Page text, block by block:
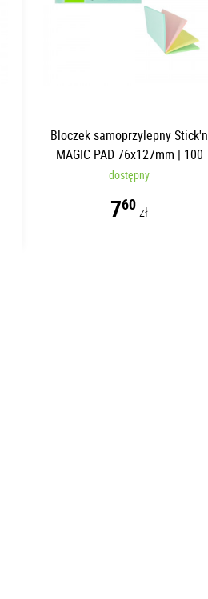
Bloczek samoprzylepny Stick'n
MAGIC PAD 76x127mm | 100
kartek
dostępny
760zł